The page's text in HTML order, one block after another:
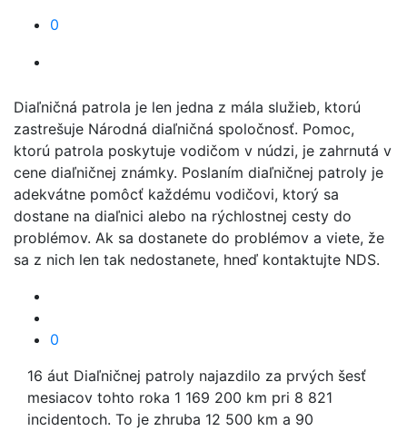
0
Diaľničná patrola je len jedna z mála služieb, ktorú
zastrešuje Národná diaľničná spoločnosť. Pomoc,
ktorú patrola poskytuje vodičom v núdzi, je zahrnutá v
cene diaľničnej známky. Poslaním diaľničnej patroly je
adekvátne pomôcť každému vodičovi, ktorý sa
dostane na diaľnici alebo na rýchlostnej cesty do
problémov. Ak sa dostanete do problémov a viete, že
sa z nich len tak nedostanete, hneď kontaktujte NDS.
0
16 áut Diaľničnej patroly najazdilo za prvých šesť
mesiacov tohto roka 1 169 200 km pri 8 821
incidentoch. To je zhruba 12 500 km a 90